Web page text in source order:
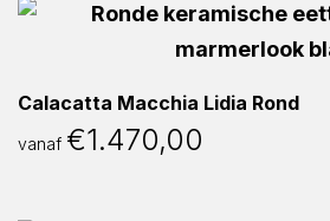
Calacatta Macchia Lidia Rond
vanaf €1.470,00